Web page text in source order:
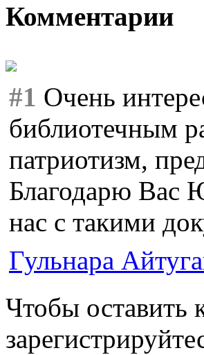
Комментарии
#1 Очень
библиотечным
патриотизм,
Благодарю Вас
нас с такими
Гульнара
Чтобы оставить